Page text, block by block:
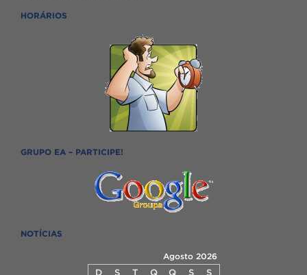
HORÁRIOS
GRUPO EA – PARTICIPE!
NOTÍCIAS
Agosto 2026
D S T Q Q S
S